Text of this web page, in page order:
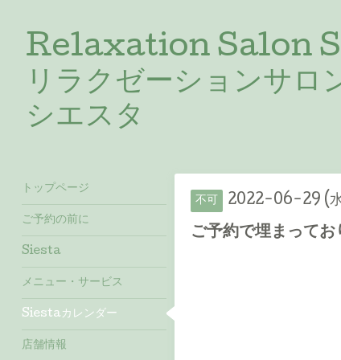
Relaxation Salon
リラクゼーションサロ
シエスタ
不可 2022-06-29 (
ご予約で埋まってお
トップページ
ご予約の前に
Siesta
メニュー・サービス
Siestaカレンダー
店舗情報